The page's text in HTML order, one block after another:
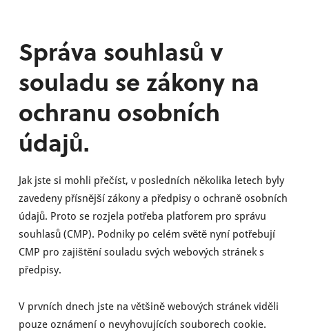
Správa souhlasů v
souladu se zákony na
ochranu osobních
údajů.
Jak jste si mohli přečíst, v posledních několika letech byly
zavedeny přísnější zákony a předpisy o ochraně osobních
údajů. Proto se rozjela potřeba platforem pro správu
souhlasů (CMP). Podniky po celém světě nyní potřebují
CMP pro zajištění souladu svých webových stránek s
předpisy.
V prvních dnech jste na většině webových stránek viděli
pouze oznámení o nevyhovujících souborech cookie.